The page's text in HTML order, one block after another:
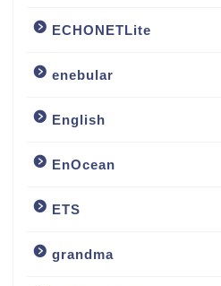
ECHONETLite
enebular
English
EnOcean
ETS
grandma